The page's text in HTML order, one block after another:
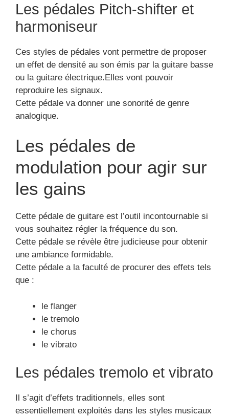
Les pédales Pitch-shifter et
harmoniseur
Ces styles de pédales vont permettre de proposer
un effet de densité au son émis par la guitare basse
ou la guitare électrique.Elles vont pouvoir
reproduire les signaux.
Cette pédale va donner une sonorité de genre
analogique.
Les pédales de
modulation pour agir sur
les gains
Cette pédale de guitare est l’outil incontournable si
vous souhaitez régler la fréquence du son.
Cette pédale se révèle être judicieuse pour obtenir
une ambiance formidable.
Cette pédale a la faculté de procurer des effets tels
que :
le flanger
le tremolo
le chorus
le vibrato
Les pédales tremolo et vibrato
Il s’agit d’effets traditionnels, elles sont
essentiellement exploités dans les styles musicaux